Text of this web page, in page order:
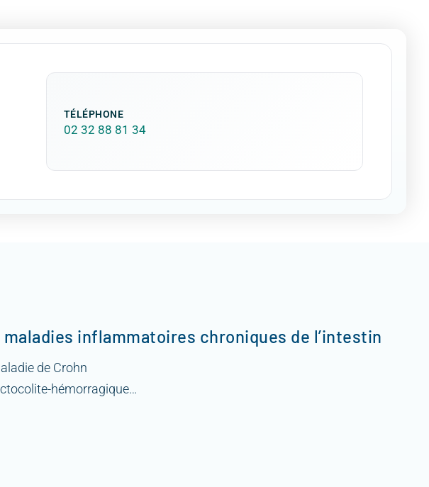
TÉLÉPHONE
02 32 88 81 34
maladies inflammatoires chroniques de l’intestin
de Crohn
hémorragique…